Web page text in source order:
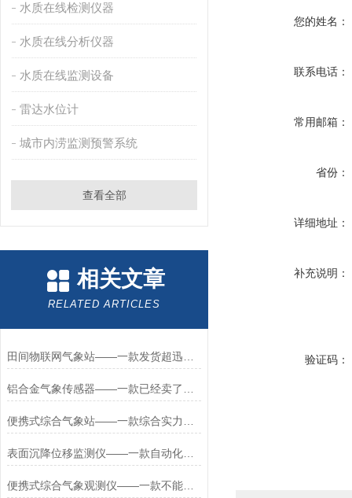
水质在线检测仪器
水质在线分析仪器
水质在线监测设备
雷达水位计
城市内涝监测预警系统
查看全部
相关文章
RELATED ARTICLES
表面沉降位移监测仪——一款自动化程度高的gnss地表位移监测仪2025
便携式综合气象观测仪——一款不能小瞧的便携式综合气象站2023已更新
您的姓名：
联系电话：
常用邮箱：
省份：
详细地址：
补充说明：
验证码：